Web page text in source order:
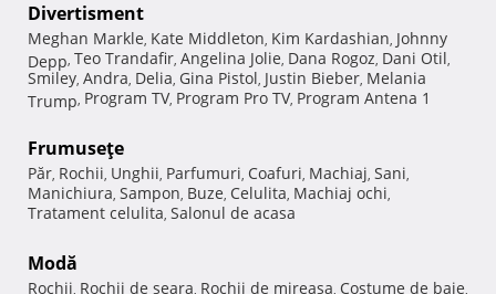
Divertisment
Meghan Markle, Kate Middleton, Kim Kardashian, Johnny
Depp, Teo Trandafir, Angelina Jolie, Dana Rogoz, Dani Otil,
Smiley, Andra, Delia, Gina Pistol, Justin Bieber, Melania
Trump, Program TV, Program Pro TV, Program Antena 1
Frumuseţe
Păr, Rochii, Unghii, Parfumuri, Coafuri, Machiaj, Sani,
Manichiura, Sampon, Buze, Celulita, Machiaj ochi,
Tratament celulita, Salonul de acasa
Modă
Rochii, Rochii de seara, Rochii de mireasa, Costume de baie,